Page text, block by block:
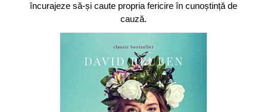
încurajeze să-și caute propria fericire în cunoștință de
cauză.